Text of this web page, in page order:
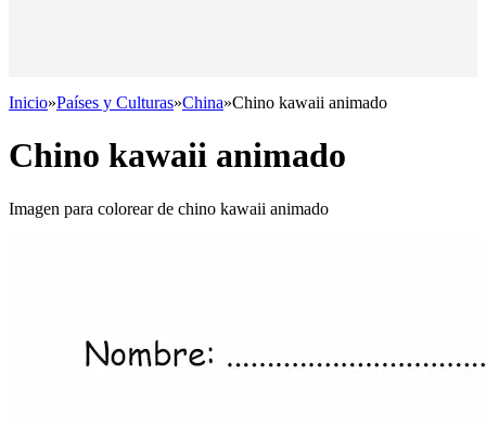
Inicio»Países y Culturas»China»Chino kawaii animado
Chino kawaii animado
Imagen para colorear de chino kawaii animado